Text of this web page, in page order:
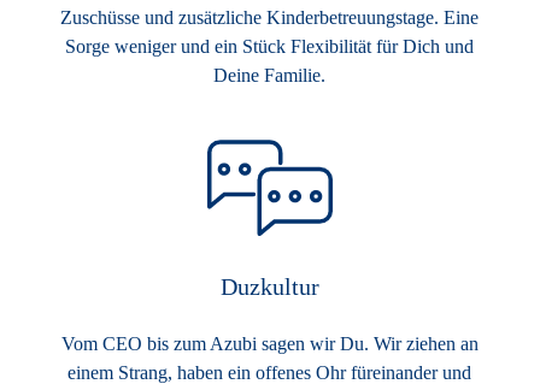
Zuschüsse und zusätzliche Kinderbetreuungstage. Eine
Sorge weniger und ein Stück Flexibilität für Dich und
Deine Familie.
Duzkultur
Vom CEO bis zum Azubi sagen wir Du. Wir ziehen an
einem Strang, haben ein offenes Ohr füreinander und